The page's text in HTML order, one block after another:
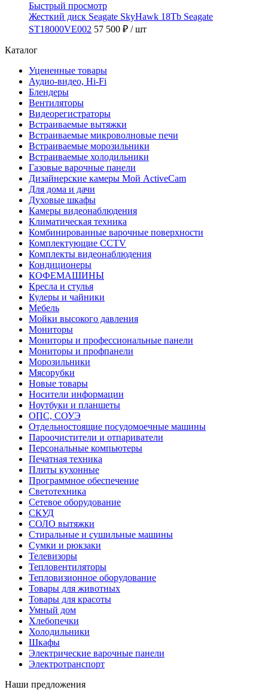
Быстрый просмотр
Жесткий диск Seagate SkyHawk 18Tb Seagate
ST18000VE002 57 500 ₽ / шт
Каталог
Уцененные товары
Аудио-видео, Hi-Fi
Блендеры
Вентиляторы
Видеорегистраторы
Встраиваемые вытяжки
Встраиваемые микроволновые печи
Встраиваемые морозильники
Встраиваемые холодильники
Газовые варочные панели
Дизайнерские камеры Мой ActiveCam
Для дома и дачи
Духовые шкафы
Камеры видеонаблюдения
Климатическая техника
Комбинированные варочные поверхности
Комплектующие CCTV
Комплекты видеонаблюдения
Кондиционеры
КОФЕМАШИНЫ
Кресла и стулья
Кулеры и чайники
Мебель
Мойки высокого давления
Мониторы
Мониторы и профессиональные панели
Мониторы и профпанели
Морозильники
Мясорубки
Новые товары
Носители информации
Ноутбуки и планшеты
ОПС, СОУЭ
Отдельностоящие посудомоечные машины
Пароочистители и отпариватели
Персональные компьютеры
Печатная техника
Плиты кухонные
Программное обеспечение
Светотехника
Сетевое оборудование
СКУД
СОЛО вытяжки
Стиральные и сушильные машины
Сумки и рюкзаки
Телевизоры
Тепловентиляторы
Тепловизионное оборудование
Товары для животных
Товары для красоты
Умный дом
Хлебопечки
Холодильники
Шкафы
Электрические варочные панели
Электротранспорт
Наши предложения